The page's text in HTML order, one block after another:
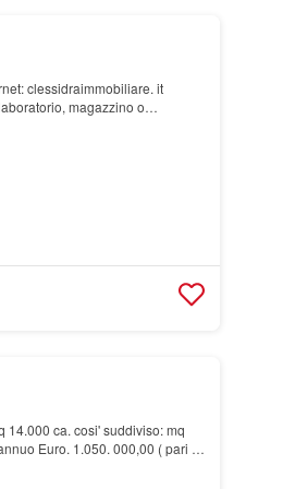
clessidraimmobiliare. it
magazzino o
ca. cosi' suddiviso: mq
Euro. 1.050. 000,00 ( pari a